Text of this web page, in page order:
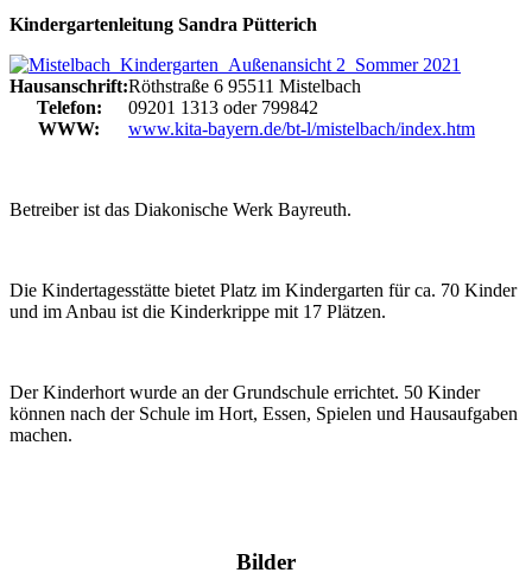
Kindergartenleitung Sandra Pütterich
Hausanschrift:Röthstraße 6 95511 Mistelbach
Telefon:
09201 1313 oder 799842
WWW:
www.kita-bayern.de/bt-l/mistelbach/index.htm
Betreiber ist das Diakonische Werk Bayreuth.
Die Kindertagesstätte bietet Platz im Kindergarten für ca. 70 Kinder
und im Anbau ist die Kinderkrippe mit 17 Plätzen.
Der Kinderhort wurde an der Grundschule errichtet. 50 Kinder
können nach der Schule im Hort, Essen, Spielen und Hausaufgaben
machen.
Bilder